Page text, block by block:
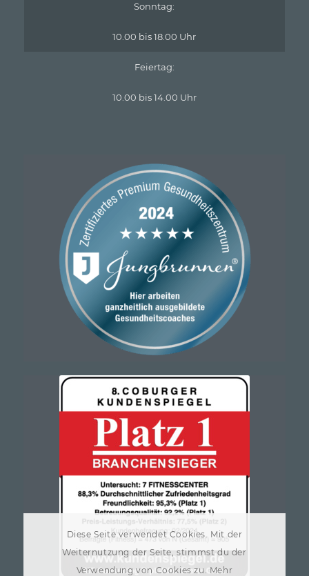
Sonntag:
10.00 bis 18.00 Uhr
Feiertag:
10.00 bis 14.00 Uhr
Diese Seite verwendet Cookies. Mit der
Weiternutzung der Seite, stimmst du der
Verwendung von Cookies zu. Mehr